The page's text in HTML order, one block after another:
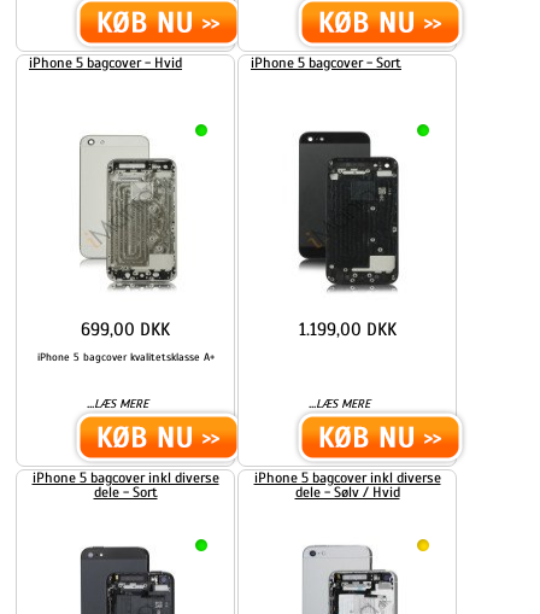
iPhone 5 bagcover - Hvid
iPhone 5 bagcover kvalitetsklasse A+
...LÆS MERE
699,00 DKK
iPhone 5 bagcover - Sort
...LÆS MERE
1.199,00 DKK
iPhone 5 bagcover inkl diverse
dele - Sort
iPhone 5 bagcover inkl diverse
dele - Sølv / Hvid